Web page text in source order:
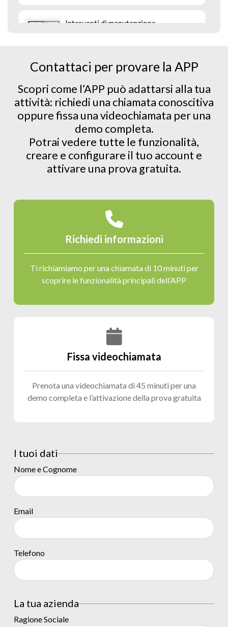
Interventi di manutenzione
Contratti a chiamata
Come gestire i contratti a chiamata con
pacchetto ore o a forfait
Commesse
Come gestire le commesse
Come gestire le note spese dei tecnici
Ticket
Piattaforma ticket
Scopri come funziona la piattaforma ticket
Contattaci per provare la APP
Scopri come l’APP può adattarsi alla tua
attività: richiedi una chiamata conoscitiva
oppure fissa una videochiamata per una
demo completa.
Potrai vedere tutte le funzionalità,
creare e configurare il tuo account e
attivare una prova gratuita.
Richiedi informazioni
Ti richiamiamo per una chiamata di 10 minuti per
scoprire le funzionalità principali dell’APP
Fissa videochiamata
Prenota una videochiamata di 45 minuti per una
demo completa e l’attivazione della prova gratuita
I tuoi dati
Nome e Cognome
Email
Telefono
La tua azienda
Ragione Sociale